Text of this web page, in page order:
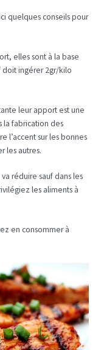
quelques conseils pour
elles sont à la base
doit ingérer 2gr/kilo
leur apport est une
la fabrication des
l’accent sur les bonnes
les autres.
réduire sauf dans les
les aliments à
en consommer à